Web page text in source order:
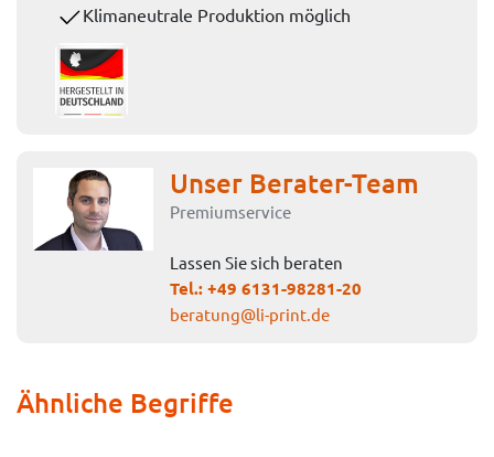
Klimaneutrale Produktion möglich
Unser Berater-Team
Premiumservice
Lassen Sie sich beraten
Tel.:+49 6131-98281-20
beratung@li-print.de
Ähnliche Begriffe